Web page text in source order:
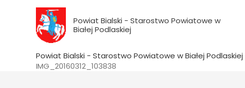
Powiat Bialski - Starostwo Powiatowe w
Białej Podlaskiej
Powiat Bialski - Starostwo Powiatowe w Białej Podlaskiej
IMG_20160312_103838